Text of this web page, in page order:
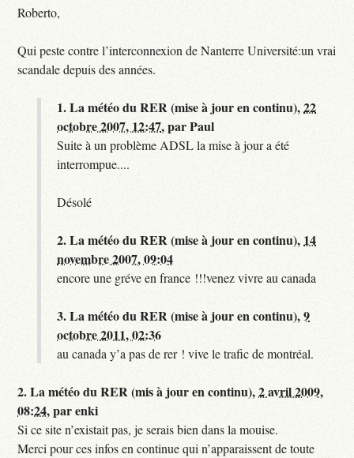
Roberto,
Qui peste contre l’interconnexion de Nanterre Université:un vrai
scandale depuis des années.
1.La météo du RER (mise à jour en continu),22
octobre 2007, 12:47,parPaul
Suite à un problème ADSL la mise à jour a été
interrompue....
Désolé
2.La météo du RER (mise à jour en continu), 14
novembre 2007, 09:04
encore une gréve en france !!!venez vivre au canada
3.La météo du RER (mise à jour en continu),9
octobre 2011, 02:36
au canada y’a pas de rer ! vive le trafic de montréal.
2.La météo du RER (mis à jour en continu),2 avril 2009,
08:24,parenki
Si ce site n’existait pas, je serais bien dans la mouise.
Merci pour ces infos en continue qui n’apparaissent de toute